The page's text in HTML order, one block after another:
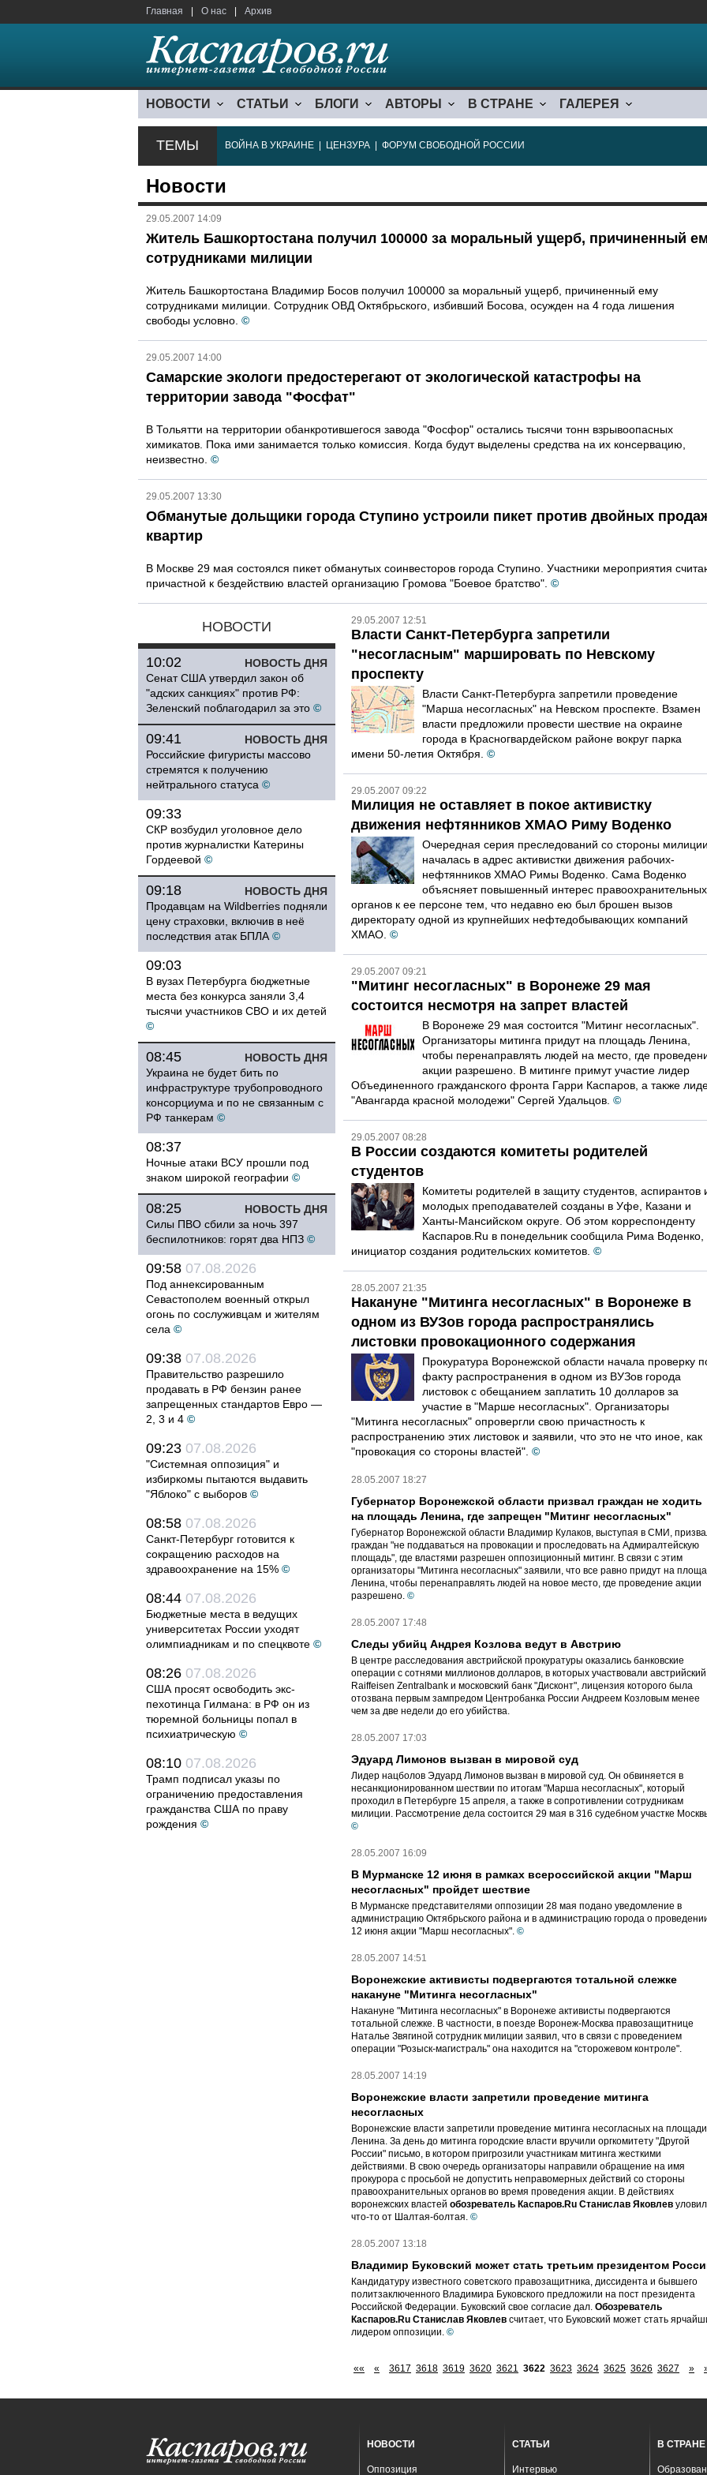
Главная О нас Архив
НОВОСТИ СТАТЬИ БЛОГИ АВТОРЫ В СТРАНЕ ГАЛЕРЕЯ
ТЕМЫ ВОЙНА В УКРАИНЕ ЦЕНЗУРА ФОРУМ СВОБОДНОЙ РОССИИ
Новости
29.05.2007 14:09
Житель Башкортостана получил 100000 за моральный ущерб, причиненный
сотрудниками милиции
Житель Башкортостана Владимир Босов получил 100000 за моральный ущерб, причиненный ему
сотрудниками милиции. Сотрудник ОВД Октябрьского, избивший Босова, осужден на 4 года лишения
свободы условно. ©
29.05.2007 14:00
Самарские экологи предостерегают от экологической катастрофы на
территории завода "Фосфат"
В Тольятти на территории обанкротившегося завода "Фосфор" остались тысячи тонн взрывоопасных
химикатов. Пока ими занимается только комиссия. Когда будут выделены средства на их консервацию,
неизвестно. ©
29.05.2007 13:30
Обманутые дольщики города Ступино устроили пикет против двойных
квартир
В Москве 29 мая состоялся пикет обманутых соинвесторов города Ступино. Участники мероприятия
причастной к бездействию властей организацию Громова "Боевое братство". ©
НОВОСТИ
НОВОСТЬ ДНЯ
10:02
Сенат США утвердил закон об
"адских санкциях" против РФ:
Зеленский поблагодарил за это ©
НОВОСТЬ ДНЯ
09:41
Российские фигуристы массово
стремятся к получению
нейтрального статуса ©
09:33
СКР возбудил уголовное дело
против журналистки Катерины
Гордеевой ©
НОВОСТЬ ДНЯ
09:18
Продавцам на Wildberries подняли
цену страховки, включив в неё
последствия атак БПЛА ©
09:03
В вузах Петербурга бюджетные
места без конкурса заняли 3,4
тысячи участников СВО и их детей
©
НОВОСТЬ ДНЯ
08:45
Украина не будет бить по
инфраструктуре трубопроводного
консорциума и по не связанным с
РФ танкерам ©
08:37
Ночные атаки ВСУ прошли под
знаком широкой географии ©
НОВОСТЬ ДНЯ
08:25
Силы ПВО сбили за ночь 397
беспилотников: горят два НПЗ ©
09:58 07.08.2026
Под аннексированным
Севастополем военный открыл
огонь по сослуживцам и жителям
села ©
09:38 07.08.2026
Правительство разрешило
продавать в РФ бензин ранее
запрещенных стандартов Евро —
2, 3 и 4 ©
09:23 07.08.2026
"Системная оппозиция" и
избиркомы пытаются выдавить
"Яблоко" с выборов ©
08:58 07.08.2026
Санкт-Петербург готовится к
сокращению расходов на
здравоохранение на 15% ©
08:44 07.08.2026
Бюджетные места в ведущих
университетах России уходят
олимпиадникам и по спецквоте ©
08:26 07.08.2026
США просят освободить экс-
пехотинца Гилмана: в РФ он из
тюремной больницы попал в
психиатрическую ©
08:10 07.08.2026
Трамп подписал указы по
ограничению предоставления
гражданства США по праву
рождения ©
29.05.2007 12:51
Власти Санкт-Петербурга запретили
"несогласным" маршировать по Невскому
проспекту
Власти Санкт-Петербурга запретили проведение
"Марша несогласных" на Невском проспекте. Взамен
власти предложили провести шествие на окраине
города в Красногвардейском районе вокруг парка
имени 50-летия Октября. ©
29.05.2007 09:22
Милиция не оставляет в покое активистку
движения нефтянников ХМАО Риму Воденко
Очередная серия преследований со стороны милиции
началась в адрес активистки движения рабочих-
нефтянников ХМАО Римы Воденко. Сама Воденко
объясняет повышенный интерес правоохранительных
органов к ее персоне тем, что недавно ею был брошен вызов
директорату одной из крупнейших нефтедобывающих компаний
ХМАО. ©
29.05.2007 09:21
"Митинг несогласных" в Воронеже 29 мая
состоится несмотря на запрет властей
В Воронеже 29 мая состоится "Митинг несогласных".
Организаторы митинга придут на площадь Ленина,
чтобы перенаправлять людей на место, где
акции разрешено. В митинге примут учаcтие лидер
Объединенного гражданского фронта Гарри Каспаров, а также
"Авангарда красной молодежи" Сергей Удальцов. ©
29.05.2007 08:28
В России создаются комитеты родителей
студентов
Комитеты родителей в защиту студентов, аспирантов
молодых преподавателей созданы в Уфе, Казани и
Ханты-Мансийском округе. Об этом корреспонденту
Каспаров.Ru в понедельник сообщила Рима Воденко,
инициатор создания родительских комитетов. ©
28.05.2007 21:35
Накануне "Митинга несогласных" в Воронеже в
одном из ВУЗов города распространялись
листовки провокационного содержания
Прокуратура Воронежской области начала проверку
факту распространения в одном из ВУЗов города
листовок с обещанием заплатить 10 долларов за
участие в "Марше несогласных". Организаторы
"Митинга несогласных" опровергли свою причастность к
распространению этих листовок и заявили, что это не что иное, как
"провокация со стороны властей". ©
28.05.2007 18:27
Губернатор Воронежской области призвал граждан не ходить
на площадь Ленина, где запрещен "Митинг несогласных"
Губернатор Воронежской области Владимир Кулаков, выступая в СМИ,
граждан "не поддаваться на провокации и проследовать на Адмиралтейскую
площадь", где властями разрешен оппозиционный митинг. В связи с этим
организаторы "Митинга несогласных" заявили, что все равно придут на
Ленина, чтобы перенаправлять людей на новое место, где проведение акции
разрешено. ©
28.05.2007 17:48
Следы убийц Андрея Козлова ведут в Австрию
В центре расследования австрийской прокуратуры оказались банковские
операции с сотнями миллионов долларов, в которых участвовали австрийский
Raiffeisen Zentralbank и московский банк "Дисконт", лицензия которого была
отозвана первым зампредом Центробанка России Андреем Козловым менее
чем за две недели до его убийства.
28.05.2007 17:03
Эдуард Лимонов вызван в мировой суд
Лидер нацболов Эдуард Лимонов вызван в мировой суд. Он обвиняется в
несанкционированном шествии по итогам "Марша несогласных", который
проходил в Петербурге 15 апреля, а также в сопротивлении сотрудникам
милиции. Рассмотрение дела состоится 29 мая в 316 судебном участке
©
28.05.2007 16:09
В Мурманске 12 июня в рамках всероссийской акции "Марш
несогласных" пройдет шествие
В Мурманске представителями оппозиции 28 мая подано уведомление в
администрацию Октябрьского района и в администрацию города о
12 июня акции "Марш несогласных". ©
28.05.2007 14:51
Воронежские активисты подвергаются тотальной слежке
накануне "Митинга несогласных"
Накануне "Митинга несогласных" в Воронеже активисты подвергаются
тотальной слежке. В частности, в поезде Воронеж-Москва правозащитнице
Наталье Звягиной сотрудник милиции заявил, что в связи с проведением
операции "Розыск-магистраль" она находится на "сторожевом контроле".
28.05.2007 14:19
Воронежские власти запретили проведение митинга
несогласных
Воронежские власти запретили проведение митинга несогласных на площади
Ленина. За день до митинга городские власти вручили оргкомитету "Другой
России" письмо, в котором пригрозили участникам митинга жесткими
действиями. В свою очередь организаторы направили обращение на имя
прокурора с просьбой не допустить неправомерных действий со стороны
правоохранительных органов во время проведения акции. В действиях
воронежских властей обозреватель Каспаров.Ru Станислав Яковлев уловил
что-то от Шалтая-болтая. ©
28.05.2007 13:18
Владимир Буковский может стать третьим президентом
Кандидатуру известного советского правозащитника, диссидента и бывшего
политзаключенного Владимира Буковского предложили на пост президента
Российской Федерации. Буковский свое согласие дал. Обозреватель
Каспаров.Ru Станислав Яковлев считает, что Буковский может стать
лидером оппозиции. ©
«« « 3617 3618 3619 3620 3621 3622 3623 3624 3625 3626 3627 »
НОВОСТИ
Оппозиция
СТАТЬИ
Интервью
В СТРАНЕ